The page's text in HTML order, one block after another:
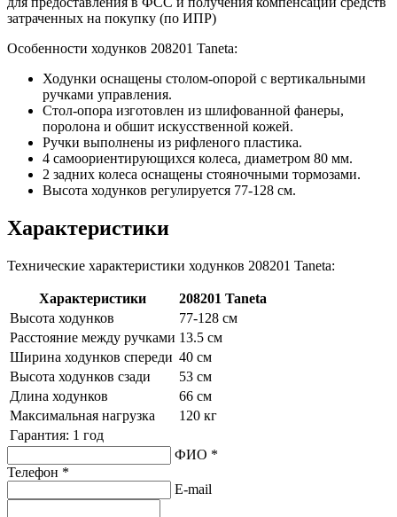
затраченных на покупку (по ИПР)
Особенности ходунков 208201 Taneta:
Ходунки оснащены столом-опорой с вертикальными
ручками управления.
Стол-опора изготовлен из шлифованной фанеры,
поролона и обшит искусственной кожей.
Ручки выполнены из рифленого пластика.
4 самоориентирующихся колеса, диаметром 80 мм.
2 задних колеса оснащены стояночными тормозами.
Высота ходунков регулируется 77-128 см.
Характеристики
Технические характеристики ходунков 208201 Taneta:
Характеристики
208201 Taneta
Высота ходунков
77-128 см
Расстояние между ручками 13.5 см
Ширина ходунков спереди 40 см
Высота ходунков сзади
53 см
Длина ходунков
66 см
Максимальная нагрузка
120 кг
Гарантия: 1 год
ФИО *
Телефон *
E-mail